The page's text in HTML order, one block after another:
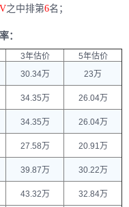
之中排第6名；
：
3年估价
5年估价
30.34万
23万
34.35万
26.04万
34.35万
26.04万
27.58万
20.91万
39.87万
30.22万
43.32万
32.84万